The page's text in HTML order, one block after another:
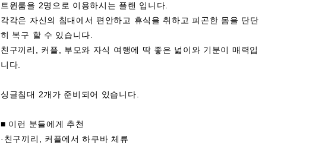
트윈룸을 2명으로 이용하시는 플랜 입니다.
각각은 자신의 침대에서 편안하고 휴식을 취하고 피곤한 몸을 단단
히 복구 할 수 있습니다.
친구끼리, 커플, 부모와 자식 여행에 딱 좋은 넓이와 기분이 매력입
니다.
싱글침대 2개가 준비되어 있습니다.
■ 이런 분들에게 추천
·친구끼리, 커플에서 하쿠바 체류